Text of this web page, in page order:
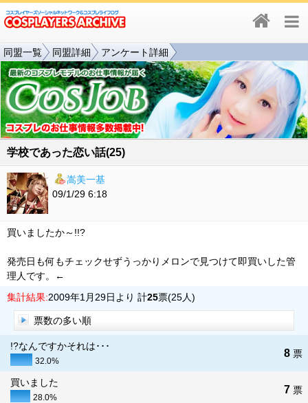
同盟一覧 同盟詳細 アンケート詳細
学校であった恋い話(25)
嵩美一基
09/1/29 6:18
買いましたか～!!?
発売日も何もチェックせずうっかりメロンで見つけて即買いした管
理人です。←
集計結果:2009年1月29日より 計25票(25人)
票数の多い順
!?なんですかそれは･･･
32.0%
8 票
買いました
28.0%
7 票